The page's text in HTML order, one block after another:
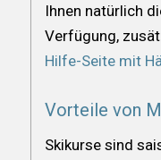
Ihnen natürlich
Verfügung,
Hilfe-Seite mit
Vorteile von
Skikurse sind